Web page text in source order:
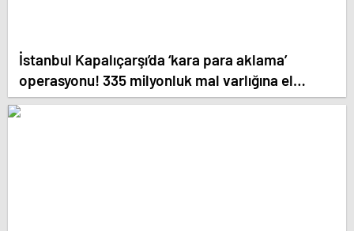
İstanbul Kapalıçarşı’da ‘kara para aklama’
operasyonu! 335 milyonluk mal varlığına el
konuldu. Birçok kişi Gözaltına alındı.